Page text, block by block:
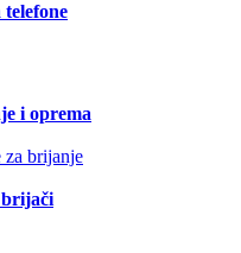
telefone
i oprema
za brijanje